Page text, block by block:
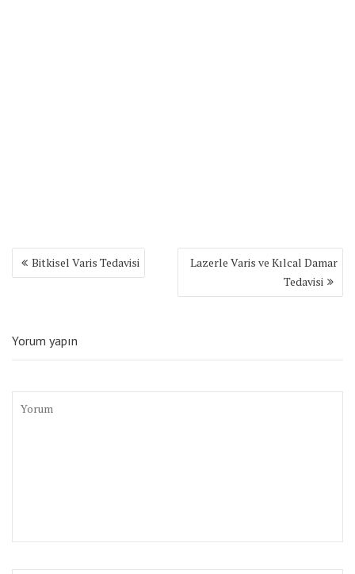
Yazı
gezinmesi
Bitkisel Varis Tedavisi
Lazerle Varis ve Kılcal Damar
Tedavisi
Yorum yapın